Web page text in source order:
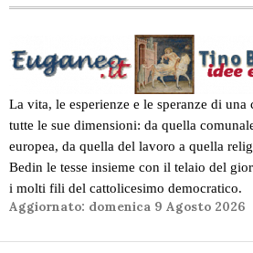
La vita, le esperienze e le speranze di una
tutte le sue dimensioni: da quella
europea, da quella del lavoro a quella
Bedin le tesse insieme con il telaio del
i molti fili del cattolicesimo democratico.
Aggiornato: domenica 9 Agosto 2026